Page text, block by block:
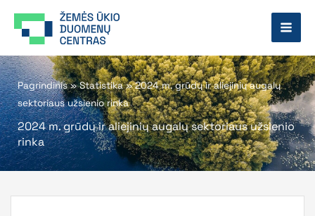
prie
Pagrindinis»Statistika»2024 m. grūdų ir aliejinių augalų
sektoriaus užsienio rinka
2024 m. grūdų ir aliejinių augalų sektoriaus užsienio
rinka